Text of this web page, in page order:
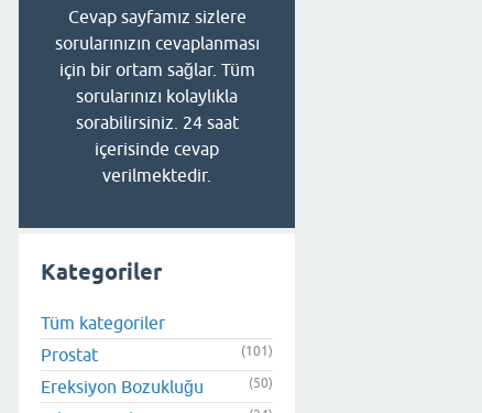
Cevap sayfamız sizlere
sorularınızın cevaplanması
için bir ortam sağlar. Tüm
sorularınızı kolaylıkla
sorabilirsiniz. 24 saat
içerisinde cevap
verilmektedir.
Kategoriler
Tüm kategoriler
Prostat
(101)
Ereksiyon Bozukluğu (50)